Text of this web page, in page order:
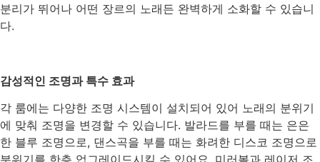
분리가 뛰어나 어떤 장르의 노래든 완벽하게 소화할 수 있습니
다.
감성적인 조명과 특수 효과
각 룸에는 다양한 조명 시스템이 설치되어 있어 노래의 분위기
에 맞춰 조명을 변경할 수 있습니다. 발라드를 부를 때는 은은
한 블루 조명으로, 댄스곡을 부를 때는 화려한 디스코 조명으로